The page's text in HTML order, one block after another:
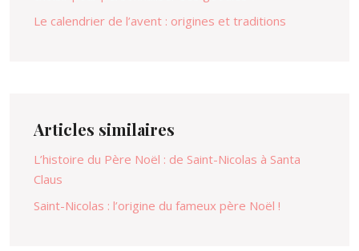
Le calendrier de l’avent : origines et traditions
Articles similaires
L’histoire du Père Noël : de Saint-Nicolas à Santa
Claus
Saint-Nicolas : l’origine du fameux père Noël !